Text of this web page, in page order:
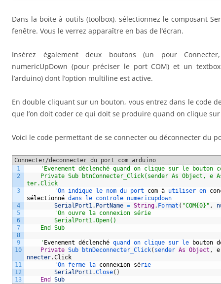
Dans la boite à outils (toolbox), sélectionnez le composant
fenêtre. Vous le verrez apparaître en bas de l’écran.
Insérez également deux boutons (un pour
numericUpDown (pour préciser le port COM) et un
l’arduino) dont l’option multiline est active.
En double cliquant sur un bouton, vous entrez dans le code
que l’on doit coder ce qui doit se produire quand on clique
Voici le code permettant de se connecter ou déconnecter du
Connecter/deconnecter du port com arduino
1
2
3
4
5
6
7
8
9
10
11
12
13
'Evenement déclenché quand on clique sur le bouton
Private Sub btnConnecter_Click(sender As Object, e As
ter.Click
'On indique le nom du port com à utiliser en
sélectionné dans le controle numericupdown
SerialPort1. PortName = String. Format ( "COM{0}" ,
'On ouvre la connexion série
SerialPort1.Open()
End Sub
' Evenement déclenché quand on clique sur le bouton d
Private Sub btnDeconnecter_Click( sender As Object ,
e
nnecter.Click
'On ferme la connexion série
SerialPort1.Close( )
End
Sub